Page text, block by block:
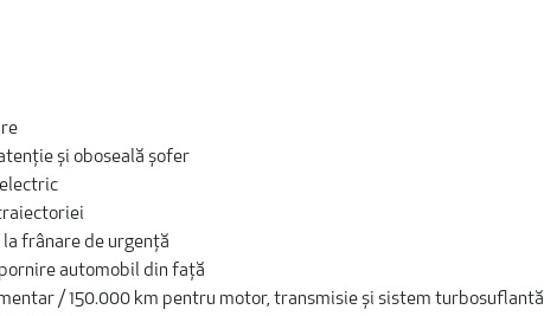
și oboseală șofer
frânare de urgenţă
automobil din față
/ 150.000 km pentru motor, transmisie și sistem turbosuflantă